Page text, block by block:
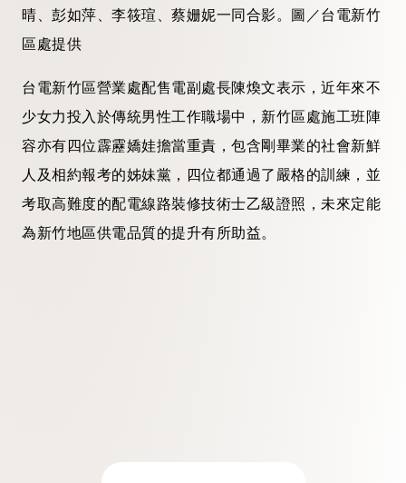
晴、彭如萍、李筱瑄、蔡姗妮一同合影。圖／台電新竹
區處提供
台電新竹區營業處配售電副處長陳煥文表示，近年來不
少女力投入於傳統男性工作職場中，新竹區處施工班陣
容亦有四位霹靂嬌娃擔當重責，包含剛畢業的社會新鮮
人及相約報考的姊妹黨，四位都通過了嚴格的訓練，並
考取高難度的配電線路裝修技術士乙級證照，未來定能
為新竹地區供電品質的提升有所助益。